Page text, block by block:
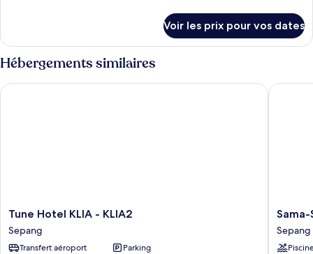
chambre :
Superior
Room
Queen
le
type
de
chambre
Superior
Voir les prix pour vos dates
Hébergements similaires
Tune
Hotel
KLIA
-
Tune Hotel KLIA - KLIA2
Sepang
Transfert aéroport
Parking
Tune Hotel KLIA - KLIA2
Sama-
Sama
Hotel
KL
Sepang
Sama-